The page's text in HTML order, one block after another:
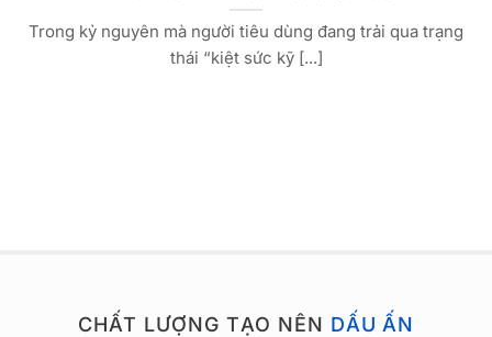
Trong kỷ nguyên mà người tiêu dùng đang trải qua trạng
thái “kiệt sức kỹ [...]
CHẤT LƯỢNG TẠO NÊN DẤU ẤN